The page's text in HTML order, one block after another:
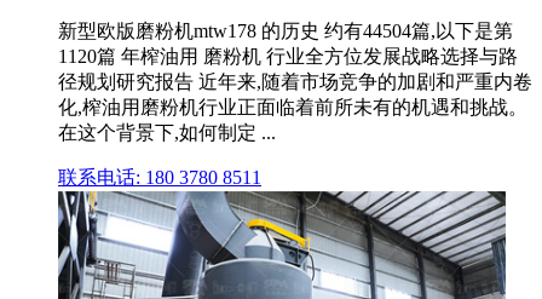
新型欧版磨粉机mtw178 的历史 约有44504篇,以下是第
1120篇 年榨油用 磨粉机 行业全方位发展战略选择与路
径规划研究报告 近年来,随着市场竞争的加剧和严重内卷
化,榨油用磨粉机行业正面临着前所未有的机遇和挑战。
在这个背景下,如何制定 ...
联系电话: 180 3780 8511